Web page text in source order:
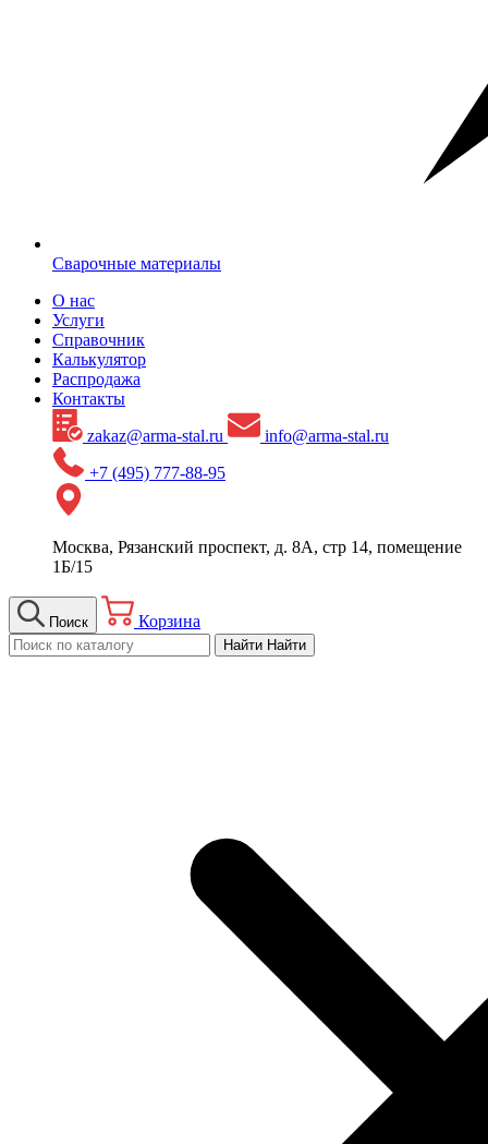
Сварочные материалы
О нас
Услуги
Справочник
Калькулятор
Распродажа
Контакты
zakaz@arma-stal.ru
info@arma-stal.ru
+7 (495) 777-88-95
Москва, Рязанский проспект, д. 8А, стр 14, помещение
1Б/15
Поиск Корзина
Найти Найти